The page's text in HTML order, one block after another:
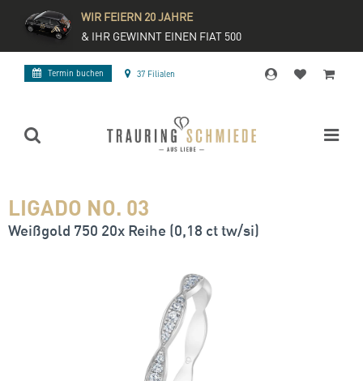
WIR FEIERN 20 JAHRE
& IHR GEWINNT EINEN FIAT 500
Termin buchen 37 Filialen
LIGADO NO. 03
Weißgold 750 20x Reihe (0,18 ct tw/si)